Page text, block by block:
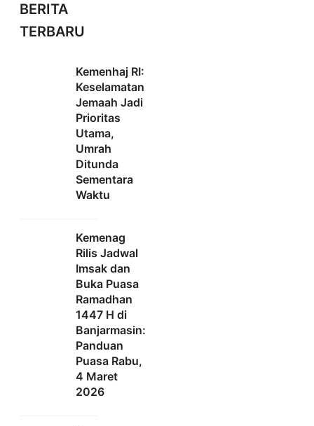
BERITA
TERBARU
Kemenhaj RI:
Keselamatan
Jemaah Jadi
Prioritas
Utama,
Umrah
Ditunda
Sementara
Waktu
Kemenag
Rilis Jadwal
Imsak dan
Buka Puasa
Ramadhan
1447 H di
Banjarmasin:
Panduan
Puasa Rabu,
4 Maret
2026